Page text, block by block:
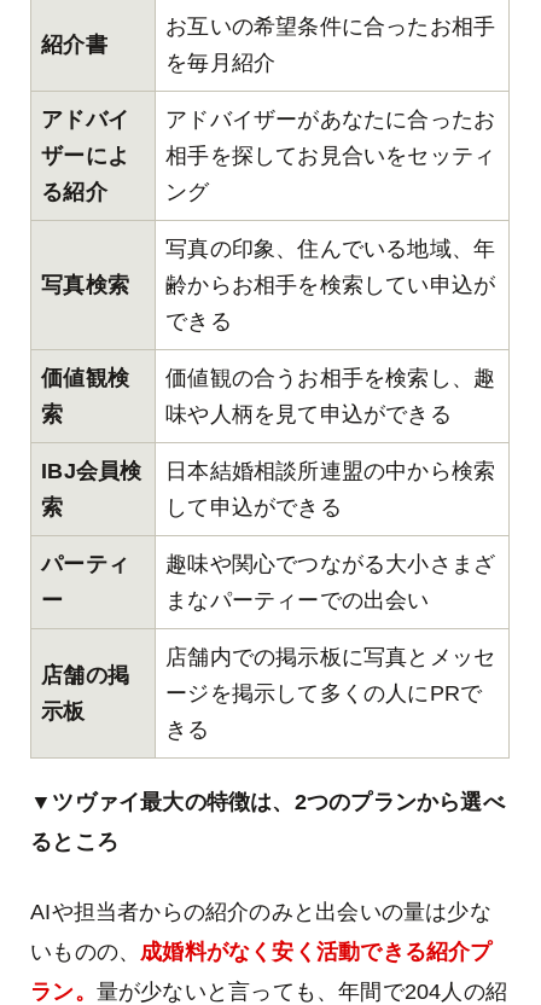
紹介書
お互いの希望条件に合ったお相手
を毎月紹介
アドバイ
ザーによ
る紹介
アドバイザーがあなたに合ったお
相手を探してお見合いをセッティ
ング
写真検索
写真の印象、住んでいる地域、年
齢からお相手を検索してい申込が
できる
価値観検
索
価値観の合うお相手を検索し、趣
味や人柄を見て申込ができる
IBJ会員検
索
日本結婚相談所連盟の中から検索
して申込ができる
パーティ
ー
趣味や関心でつながる大小さまざ
まなパーティーでの出会い
店舗の掲
示板
店舗内での掲示板に写真とメッセ
ージを掲示して多くの人にPRで
きる
▼ツヴァイ最大の特徴は、2つのプランから選べ
るところ
AIや担当者からの紹介のみと出会いの量は少な
いものの、 成婚料がなく安く活動できる紹介プ
ラン。 量が少ないと言っても、年間で204人の紹